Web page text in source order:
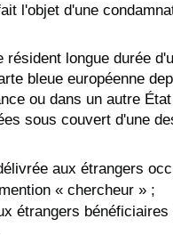
l'objet d'une
résident longue durée
bleue européenne
ou dans un autre
sous couvert d'une
aux étrangers
« chercheur » ;
étrangers